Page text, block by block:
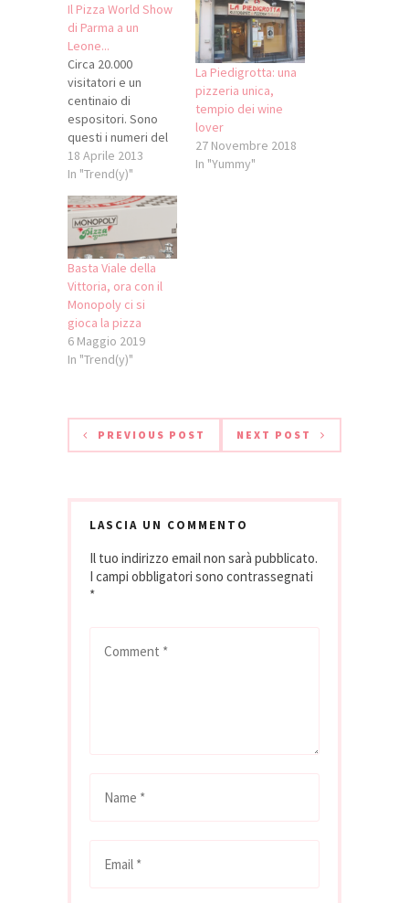
Il Pizza World Show
di Parma a un
Leone...
Circa 20.000
visitatori e un
centinaio di
espositori. Sono
questi i numeri del
Pizza World Show, il
nuovo
appuntamento
ideato nella Food
Valley da Fiere di
Parma in
collaborazione con
il Campionato
Mondiale della
Pizza, che ha chiuso
ieri la sua prima
edizione,
18 Aprile 2013
In "Trend(y)"
La Piedigrotta: una
pizzeria unica,
tempio dei wine
lover
27 Novembre 2018
In "Yummy"
Basta Viale della
Vittoria, ora con il
Monopoly ci si
gioca la pizza
6 Maggio 2019
In "Trend(y)"
PREVIOUS POST NEXT POST
LASCIA UN COMMENTO
Il tuo indirizzo email non sarà pubblicato.
I campi obbligatori sono contrassegnati
*